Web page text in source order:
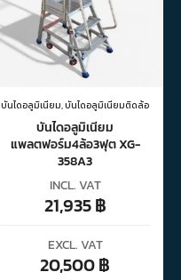
บันไดอลูมิเนียม,บันไดอลูมิเนียมติดล้อ
บันไดอลูมิเนียม
แพลตฟอร์ม4ล้อ3ฟุต XG-
358A3
INCL. VAT
21,935฿
EXCL. VAT
20,500฿